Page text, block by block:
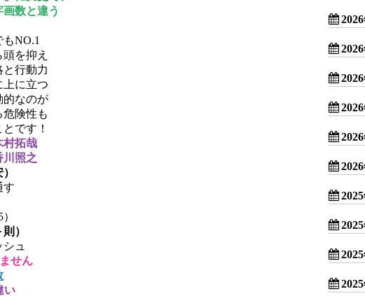
数と違う
もNO.1
を抑え
行動力
上に立つ
的なのが
険性も
です！
村拓哉
川照之
す
）
シュ
せん
い